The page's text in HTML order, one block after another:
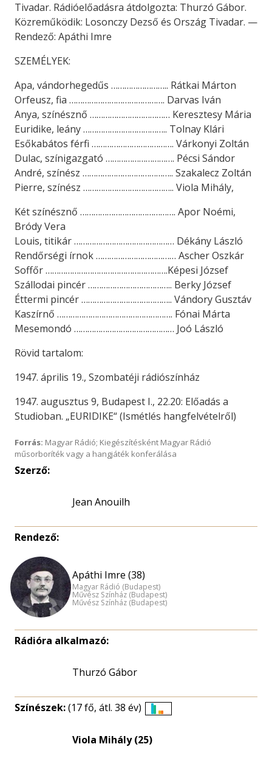
Tivadar. Rádióelőadásra átdolgozta: Thurzó Gábor.
Közreműködik: Losonczy Dezső és Ország Tivadar. —
Rendező: Apáthi Imre
SZEMÉLYEK:
Apa, vándorhegedűs …………………….. Rátkai Márton
Orfeusz, fia ……………………………………. Darvas Iván
Anya, színésznő ……………………………… Keresztesy Mária
Euridike, leány ……………………………….. Tolnay Klári
Esőkabátos férfi ………………………………. Várkonyi Zoltán
Dulac, színigazgató …………………………. Pécsi Sándor
André, színész ………………………………….. Szakalecz Zoltán
Pierre, színész ………………………………….. Viola Mihály,
Két színésznő ……………………………………. Apor Noémi,
Bródy Vera
Louis, titikár ……………………………………… Dékány László
Rendőrségi írnok ……………………………… Ascher Oszkár
Soffőr ……………………………………………….Képesi József
Szállodai pincér ……………………………….. Berky József
Éttermi pincér ………………………………….. Vándory Gusztáv
Kaszírnő ……………………………………………. Fónai Márta
Mesemondó ……………………………………… Joó László
Rövid tartalom:
1947. április 19., Szombatéji rádiószínház
1947. augusztus 9, Budapest I., 22.20: Előadás a
Studioban. „EURIDIKE“ (Ismétlés hangfelvételről)
Forrás: Magyar Rádió; Kiegészítésként Magyar Rádió
műsorboríték vagy a hangjáték konferálása
Szerző:
Jean Anouilh
Rendező:
Apáthi Imre (38)
Magyar Rádió (Budapest)
Művész Színház (Budapest)
Művész Színház (Budapest)
Rádióra alkalmazó:
Thurzó Gábor
Színészek:(17 fő, átl. 38 év)
Viola Mihály (25)